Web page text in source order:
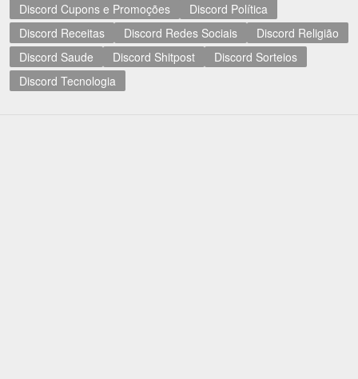
Discord Cupons e Promoções
Discord Política
Discord Receitas
Discord Redes Sociais
Discord Religião
Discord Saude
Discord Shitpost
Discord Sorteios
Discord Tecnologia